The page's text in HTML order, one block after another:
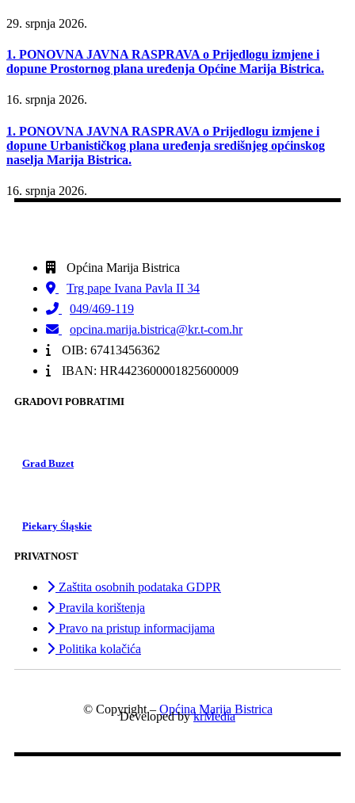
29. srpnja 2026.
1. PONOVNA JAVNA RASPRAVA o Prijedlogu izmjene i
dopune Prostornog plana uređenja Općine Marija Bistrica.
16. srpnja 2026.
1. PONOVNA JAVNA RASPRAVA o Prijedlogu izmjene i
dopune Urbanističkog plana uređenja središnjeg općinskog
naselja Marija Bistrica.
16. srpnja 2026.
Općina Marija Bistrica
Trg pape Ivana Pavla II 34
049/469-119
opcina.marija.bistrica@kr.t-com.hr
OIB: 67413456362
IBAN: HR4423600001825600009
GRADOVI POBRATIMI
Grad Buzet
Piekary Śląskie
PRIVATNOST
Zaštita osobnih podataka GDPR
Pravila korištenja
Pravo na pristup informacijama
Politika kolačića
© Copyright – Općina Marija Bistrica
Developed bykrMedia